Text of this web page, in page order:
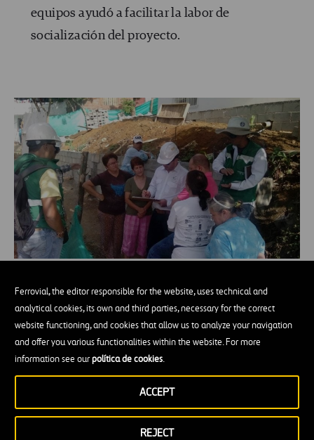
Ferrovial, the editor responsible for the website, uses technical and
analytical cookies, its own and third parties, necessary for the correct
website functioning, and cookies that allow us to analyze your navigation
and offer you various functionalities within the website. For more
information see ourpolítica de cookies.
REJECT
ACCEPT
equipos ayudó a facilitar la labor de
socialización del proyecto.
La situación geográfica: el reto técnico de la
construcción de la infraestructura
construcción de la autovía Carrera 80 tampoco fue
situación geográfica